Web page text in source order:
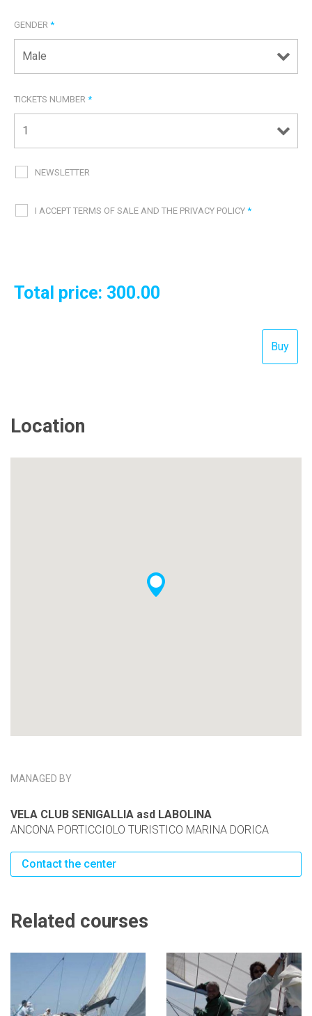
GENDER *
TICKETS NUMBER *
NEWSLETTER
I ACCEPT TERMS OF SALE AND THE PRIVACY POLICY *
Total price: 300.00
Location
MANAGED BY
VELA CLUB SENIGALLIA asd LABOLINA
ANCONA PORTICCIOLO TURISTICO MARINA DORICA
Contact the center
Related courses